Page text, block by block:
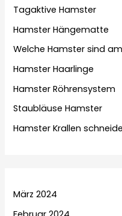
Tagaktive Hamster
Hamster Hängematte
Welche Hamster sind
Hamster Haarlinge
Hamster Röhrensystem
Staubläuse Hamster
Hamster Krallen
März 2024